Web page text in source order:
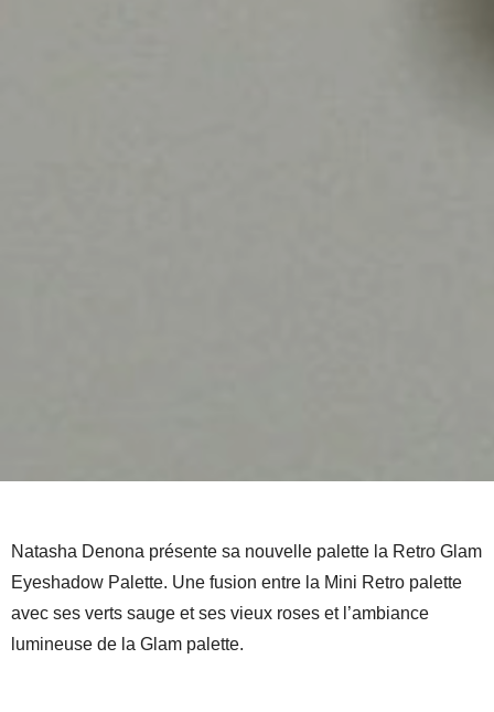
Natasha Denona présente sa nouvelle palette la Retro Glam
Eyeshadow Palette. Une fusion entre la Mini Retro palette
avec ses verts sauge et ses vieux roses et l’ambiance
lumineuse de la Glam palette.